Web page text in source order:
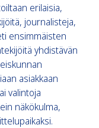
erilaisia,
journalisteja,
ensimmäisten
yhdistävän
asiakkaan
valintoja
näkökulma,